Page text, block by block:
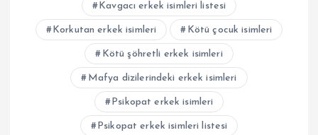
Kavgacı erkek isimleri listesi
Korkutan erkek isimleri Kötü çocuk isimleri
Kötü şöhretli erkek isimleri
Mafya dizilerindeki erkek isimleri
Psikopat erkek isimleri
Psikopat erkek isimleri listesi